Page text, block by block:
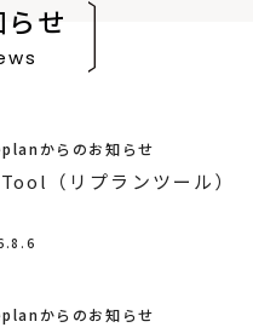
らせ
（リプランツール）
からのお知らせ
からのお知らせ